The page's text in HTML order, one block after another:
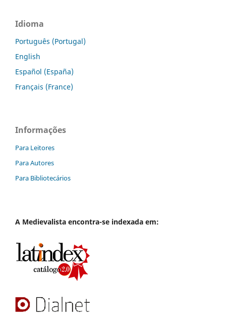
Idioma
Português (Portugal)
English
Español (España)
Français (France)
Informações
Para Leitores
Para Autores
Para Bibliotecários
A Medievalista encontra-se indexada em: